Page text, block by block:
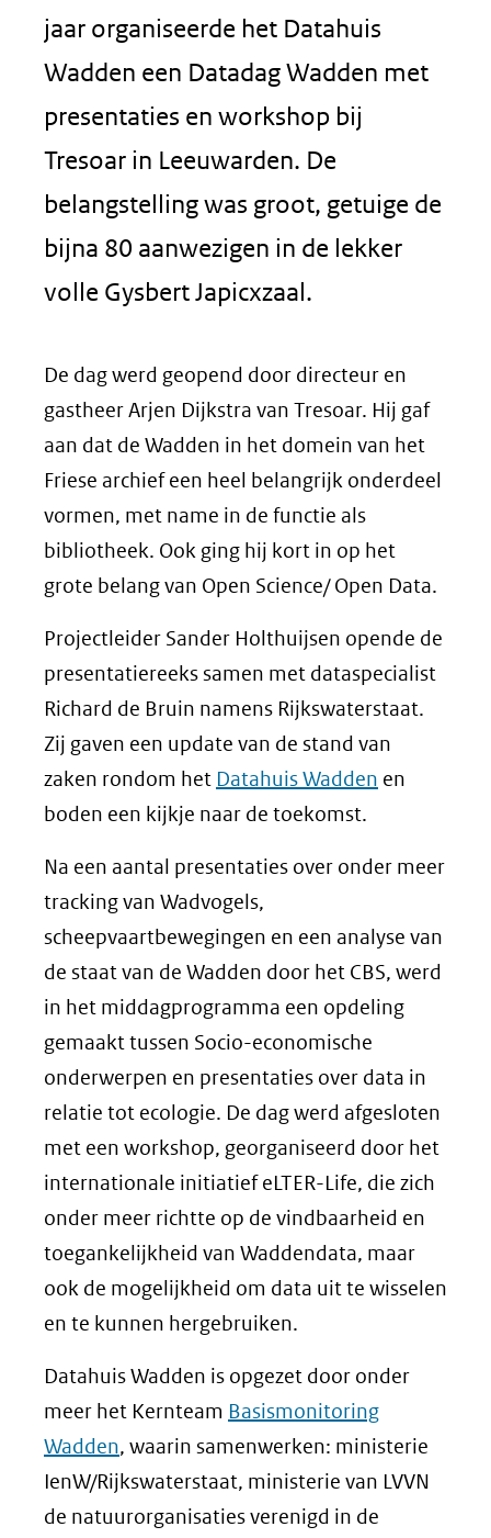
jaar organiseerde het Datahuis
Wadden een Datadag Wadden met
presentaties en workshop bij
Tresoar in Leeuwarden. De
belangstelling was groot, getuige de
bijna 80 aanwezigen in de lekker
volle Gysbert Japicxzaal.
De dag werd geopend door directeur en
gastheer Arjen Dijkstra van Tresoar. Hij gaf
aan dat de Wadden in het domein van het
Friese archief een heel belangrijk onderdeel
vormen, met name in de functie als
bibliotheek. Ook ging hij kort in op het
grote belang van Open Science/ Open Data.
Projectleider Sander Holthuijsen opende de
presentatiereeks samen met dataspecialist
Richard de Bruin namens Rijkswaterstaat.
Zij gaven een update van de stand van
zaken rondom het Datahuis Wadden en
boden een kijkje naar de toekomst.
Na een aantal presentaties over onder meer
tracking van Wadvogels,
scheepvaartbewegingen en een analyse van
de staat van de Wadden door het CBS, werd
in het middagprogramma een opdeling
gemaakt tussen Socio-economische
onderwerpen en presentaties over data in
relatie tot ecologie. De dag werd afgesloten
met een workshop, georganiseerd door het
internationale initiatief eLTER-Life, die zich
onder meer richtte op de vindbaarheid en
toegankelijkheid van Waddendata, maar
ook de mogelijkheid om data uit te wisselen
en te kunnen hergebruiken.
Datahuis Wadden is opgezet door onder
meer het Kernteam Basismonitoring
Wadden, waarin samenwerken: ministerie
IenW/Rijkswaterstaat, ministerie van LVVN
de natuurorganisaties verenigd in de